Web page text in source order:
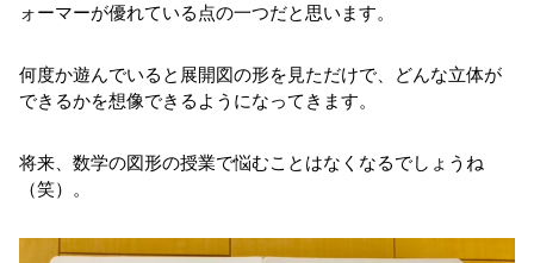
ォーマーが優れている点の一つだと思います。
何度か遊んでいると展開図の形を見ただけで、どんな立体が
できるかを想像できるようになってきます。
将来、数学の図形の授業で悩むことはなくなるでしょうね
（笑）。